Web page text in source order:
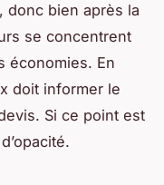
, donc bien après la
se concentrent
économies. En
doit informer le
Si ce point est